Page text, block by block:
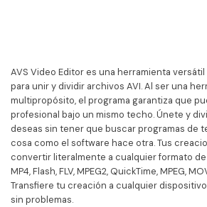
AVS Video Editor es una herramienta
para unir y dividir archivos AVI. Al ser una
multipropósito, el programa garantiza que
profesional bajo un mismo techo. Únete y
deseas sin tener que buscar programas de
cosa como el software hace otra. Tus
convertir literalmente a cualquier formato
MP4, Flash, FLV, MPEG2, QuickTime, MPEG,
Transfiere tu creación a cualquier
sin problemas.